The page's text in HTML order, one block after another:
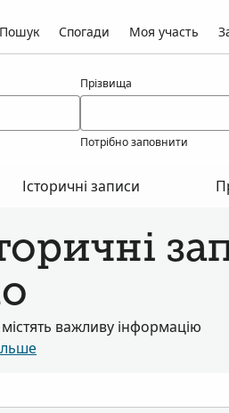
Пошук Спогади Моя участь
Прізвища
Потрібно заповнити
Історичні записи
важливу інформацію